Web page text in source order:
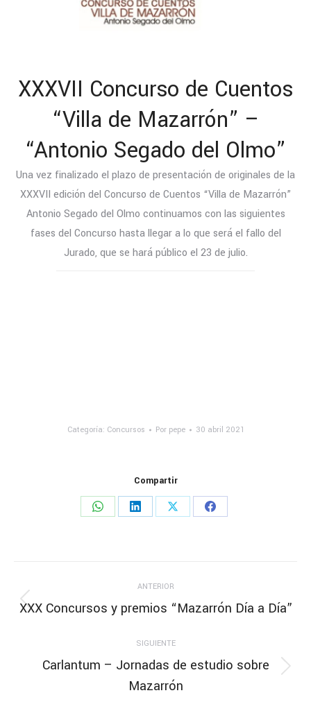
XXXVII Concurso de Cuentos
“Villa de Mazarrón” –
“Antonio Segado del Olmo”
Una vez finalizado el plazo de presentación de originales de la
XXXVII edición del Concurso de Cuentos “Villa de Mazarrón”
Antonio Segado del Olmo continuamos con las siguientes
fases del Concurso hasta llegar a lo que será el fallo del
Jurado, que se hará público el 23 de julio.
Categoría: Concursos Por pepe 30 abril 2021
Compartir
Share
Share
Share
Share
entre
publicaciones
ANTERIOR
Publicación
XXX Concursos y premios “Mazarrón Día a Día”
SIGUIENTE
Publicación
siguiente:
Carlantum – Jornadas de estudio sobre
Mazarrón